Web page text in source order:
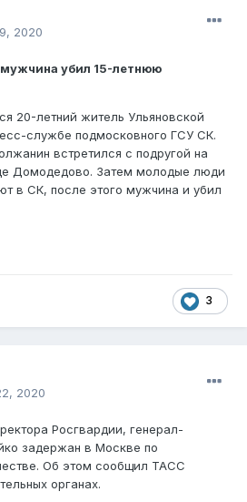
2020
убил 15-летнюю
20-летний житель Ульяновской
службе подмосковного ГСУ СК.
встретился с подругой на
Домодедово. Затем молодые люди
в СК, после этого мужчина и убил
3
2020
Росгвардии, генерал-
задержан в Москве по
Об этом сообщил ТАСС
органах.